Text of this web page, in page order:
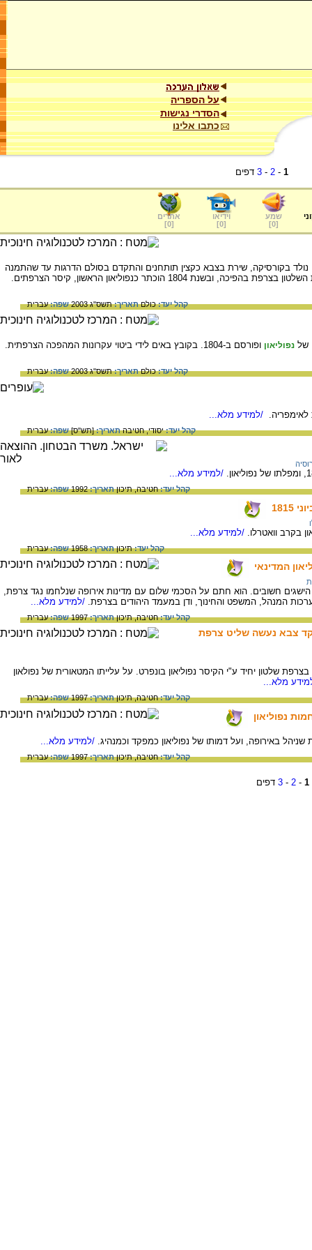
על הספריה
הסדרי נגישות
כתבו אלינו
1
-
2
-
3 דפים
שמע
[
0
]
וידיאו
[
0
]
אתרים
[
0
]
בּוֹנַפַּרטֶה - קיסר צרפת (1804-1815). נולד בקורסיקה, שירת בצבא כקצין תותחנים והתקדם בסולם הדרגות עד שהתמנה
קהל יעד:כולםתאריך:תשס"ג 2003 שפה:עברית
של נפוליאון ופורסם ב-1804. בקובץ באים לידי ביטוי עקרונות המהפכה הצרפתית.
קהל יעד:כולםתאריך:תשס"ג 2003 שפה:עברית
/למידע מלא...
קהל יעד:יסודי,חטיבהתאריך:[תש"ס]שפה:עברית
/למידע מלא...
קהל יעד:חטיבה,תיכוןתאריך:1992 שפה:עברית
בקרב וואטרלו. /למידע מלא...
קהל יעד:תיכוןתאריך:1958 שפה:עברית
המדינאי
הישגים חשובים. הוא חתם על הסכמי שלום עם מדינות אירופה שנלחמו נגד צרפת,
המנהל, המשפט והחינוך, ודן במעמד היהודים בצרפת. /למידע מלא...
קהל יעד:חטיבה,תיכוןתאריך:1997 שפה:עברית
צבא נעשה שליט צרפת
שלטון יחיד ע"י הקיסר נפוליאון בונפרט. על עלייתו המטאורית של נפולאון
מלא...
קהל יעד:חטיבה,תיכוןתאריך:1997 שפה:עברית
נפוליאון
באירופה, ועל דמותו של נפוליאון כמפקד וכמנהיג. /למידע מלא...
קהל יעד:חטיבה,תיכוןתאריך:1997 שפה:עברית
1
-
2
-
3 דפים